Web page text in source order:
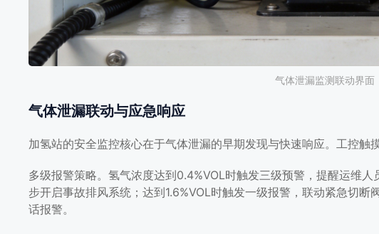
气体泄漏监测联动界面
气体泄漏联动与应急响应
加氢站的安全监控核心在于气体泄漏的早期发现与快速响应。工控触
多级报警策略。氢气浓度达到0.4%VOL时触发三级预警，提醒运维
步开启事故排风系统；达到1.6%VOL时触发一级报警，联动紧急切
话报警。